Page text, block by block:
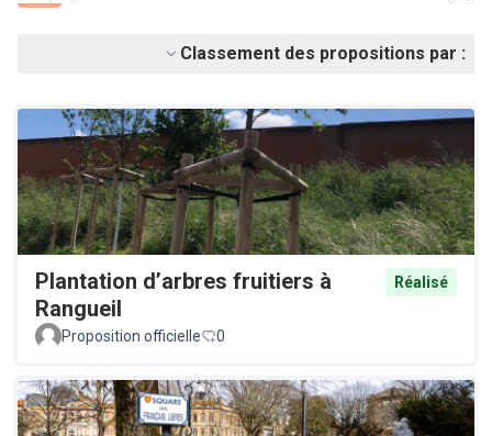
Classement des propositions par :
Plantation d’arbres fruitiers à
Rangueil
Réalisé
Proposition officielle 0